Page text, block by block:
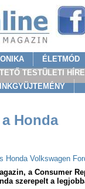
ÉLETMÓD
TESTÜLETI
Honda
Honda Volkswagen
a Consumer
szerepelt a